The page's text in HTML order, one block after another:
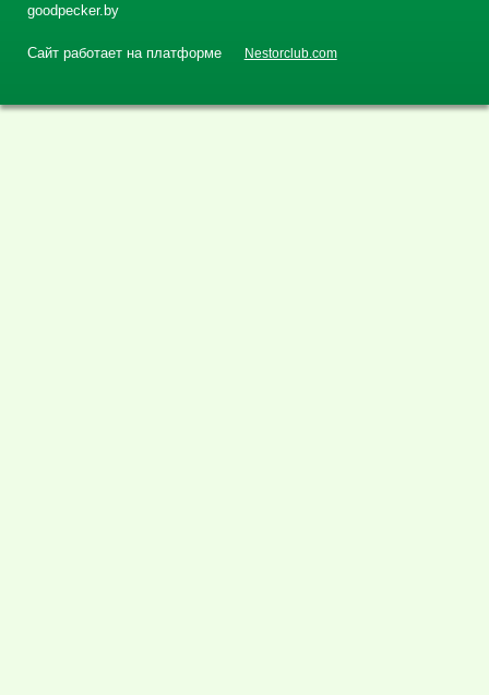
goodpecker.by
Сайт работает на платформе Nestorclub.com